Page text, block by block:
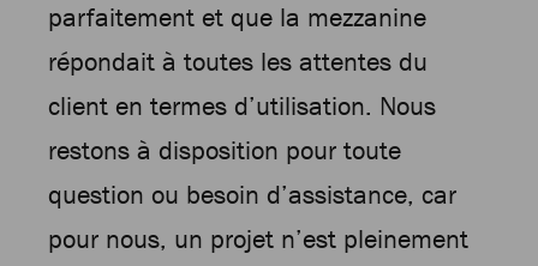
parfaitement et que la mezzanine
répondait à toutes les attentes du
client en termes d’utilisation. Nous
restons à disposition pour toute
question ou besoin d’assistance, car
pour nous, un projet n’est pleinement